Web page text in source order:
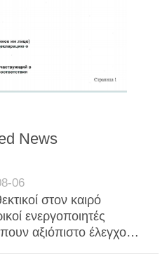
News
06
στον καιρό
ενεργοποιητές
αξιόπιστο έλεγχο